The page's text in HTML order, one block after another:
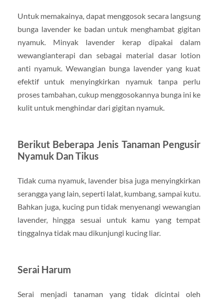
Untuk memakainya, dapat menggosok secara langsung
bunga lavender ke badan untuk menghambat gigitan
nyamuk. Minyak lavender kerap dipakai dalam
wewangianterapi dan sebagai material dasar lotion
anti nyamuk. Wewangian bunga lavender yang kuat
efektif untuk menyingkirkan nyamuk tanpa perlu
proses tambahan, cukup menggosokannya bunga ini ke
kulit untuk menghindar dari gigitan nyamuk.
Berikut Beberapa Jenis Tanaman Pengusir
Nyamuk Dan Tikus
Tidak cuma nyamuk, lavender bisa juga menyingkirkan
serangga yang lain, seperti lalat, kumbang, sampai kutu.
Bahkan juga, kucing pun tidak menyenangi wewangian
lavender, hingga sesuai untuk kamu yang tempat
tinggalnya tidak mau dikunjungi kucing liar.
Serai Harum
Serai menjadi tanaman yang tidak dicintai oleh